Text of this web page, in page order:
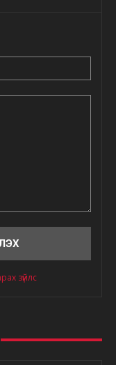
зүйлс